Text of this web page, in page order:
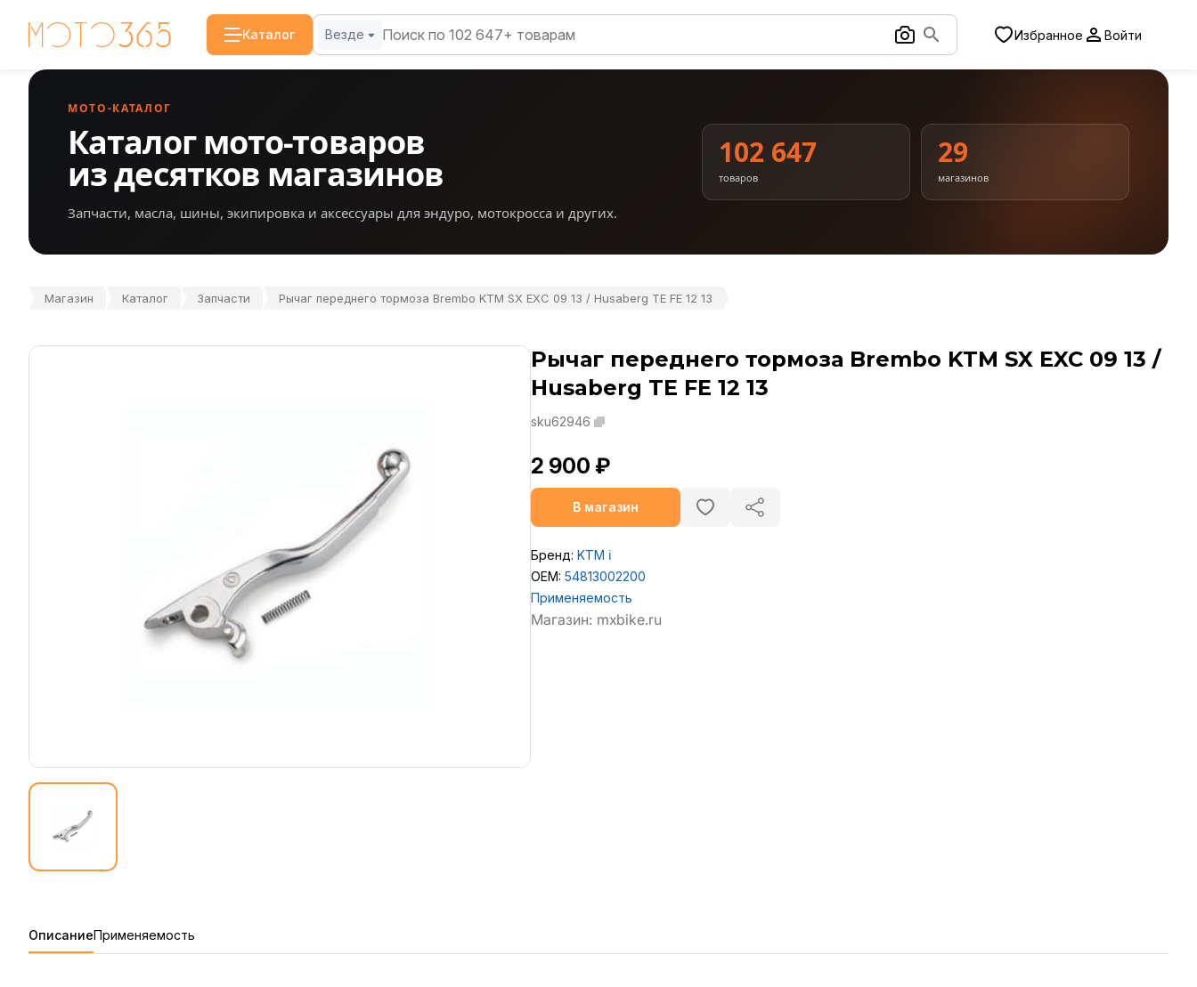
Каталог Везде Избранное Войти
МОТО-КАТАЛОГ
Каталог мото-товаров
из десятков магазинов
Запчасти, масла, шины, экипировка и аксессуары для эндуро, мотокросса и других.
102 647
товаров
29
магазинов
Магазин Каталог Запчасти Рычаг переднего тормоза Brembo KTM SX EXC 09 13 / Husaberg TE FE 12 13
Рычаг переднего тормоза Brembo KTM SX EXC 09 13 /
Husaberg TE FE 12 13
sku62946
2 900 ₽
В магазин
Бренд: KTM ℹ️
OEM: 54813002200
Применяемость
ОписаниеПрименяемость